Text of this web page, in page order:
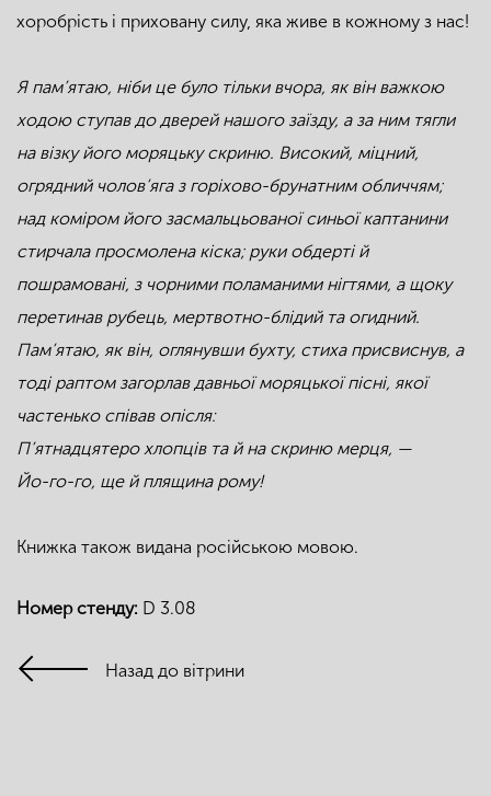
хоробрість і приховану силу, яка живе в кожному з нас!
Я пам’ятаю, ніби це було тільки вчора, як він важкою
ходою ступав до дверей нашого заїзду, а за ним тягли
на візку його моряцьку скриню. Високий, міцний,
огрядний чолов’яга з горіхово-брунатним обличчям;
над коміром його засмальцьованої синьої каптанини
стирчала просмолена кіска; руки обдерті й
пошрамовані, з чорними поламаними нігтями, а щоку
перетинав рубець, мертвотно-блідий та огидний.
Пам’ятаю, як він, оглянувши бухту, стиха присвиснув, а
тоді раптом загорлав давньої моряцької пісні, якої
частенько співав опісля:
П’ятнадцятеро хлопців та й на скриню мерця, —
Йо-го-го, ще й плящина рому!
Книжка також видана російською мовою.
Номер стенду: D 3.08
Назад до вітрини